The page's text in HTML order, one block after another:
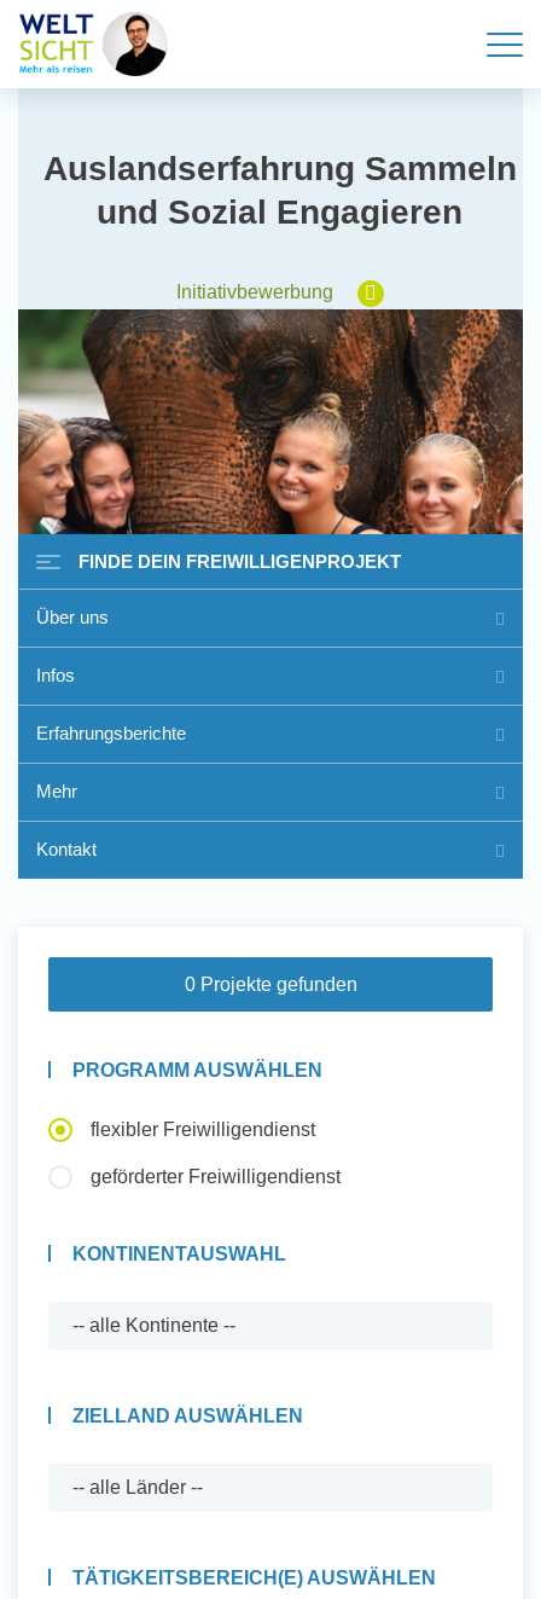
Auslandserfahrung Sammeln
und Sozial Engagieren
Initiativbewerbung
Freiwilligenarbeit im Ausland
- Erfahrungsberichte
Auslandserfahrung Sammeln
und Sozial Engagieren
Initiativbewerbung
FINDE DEIN FREIWILLIGENPROJEKT
Über uns
Infos
Erfahrungsberichte
Mehr
Kontakt
0 Projekte gefunden
PROGRAMM AUSWÄHLEN
flexibler Freiwilligendienst
geförderter Freiwilligendienst
KONTINENTAUSWAHL
ZIELLAND AUSWÄHLEN
TÄTIGKEITSBEREICH(E) AUSWÄHLEN